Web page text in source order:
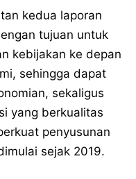
kedua laporan
tujuan untuk
kebijakan ke depan
sehingga dapat
sekaligus
yang berkualitas
penyusunan
sejak 2019.